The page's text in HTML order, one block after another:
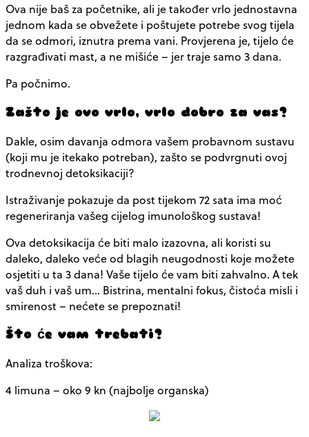
Ova nije baš za početnike, ali je također vrlo jednostavna
jednom kada se obvežete i poštujete potrebe svog tijela
da se odmori, iznutra prema vani. Provjerena je, tijelo će
razgrađivati mast, a ne mišiće – jer traje samo 3 dana.
Pa počnimo.
Zašto je ovo vrlo, vrlo dobro za vas?
Dakle, osim davanja odmora vašem probavnom sustavu
(koji mu je itekako potreban), zašto se podvrgnuti ovoj
trodnevnoj detoksikaciji?
Istraživanje pokazuje da post tijekom 72 sata ima moć
regeneriranja vašeg cijelog imunološkog sustava!
Ova detoksikacija će biti malo izazovna, ali koristi su
daleko, daleko veće od blagih neugodnosti koje možete
osjetiti u ta 3 dana! Vaše tijelo će vam biti zahvalno. A tek
vaš duh i vaš um… Bistrina, mentalni fokus, čistoća misli i
smirenost – nećete se prepoznati!
Što će vam trebati?
Analiza troškova:
4 limuna – oko 9 kn (najbolje organska)